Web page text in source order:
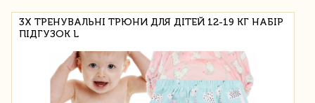
3X ТРЕНУВАЛЬНІ ТРЮНИ ДЛЯ ДІТЕЙ 12-19 КГ НАБІР
ПІДГУЗОК L